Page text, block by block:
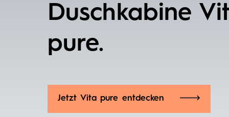
Duschkabine
pure.
Jetzt Vita pure entdecken